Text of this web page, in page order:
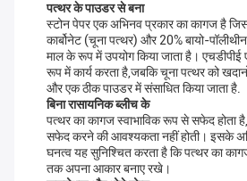
पत्थर के पाउडर से बना
स्टोन पेपर एक अभिनव प्रकार का कागज है
कार्बोनेट (चूना पत्थर) और 20% बायो-
माल के रूप में उपयोग किया जाता है। एचडीपीई
रूप में कार्य करता है,जबकि चूना पत्थर को
और एक ठीक पाउडर में संसाधित किया जाता है.
बिना रासायनिक ब्लीच के
पत्थर का कागज स्वाभाविक रूप से सफेद
सफेद करने की आवश्यकता नहीं होती। इसके
घनत्व यह सुनिश्चित करता है कि पत्थर का
तक अपना आकार बनाए रखे।